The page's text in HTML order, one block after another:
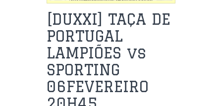
[DUXXI] TAÇA DE
PORTUGAL
LAMPIÕES vs
SPORTING
06FEVEREIRO